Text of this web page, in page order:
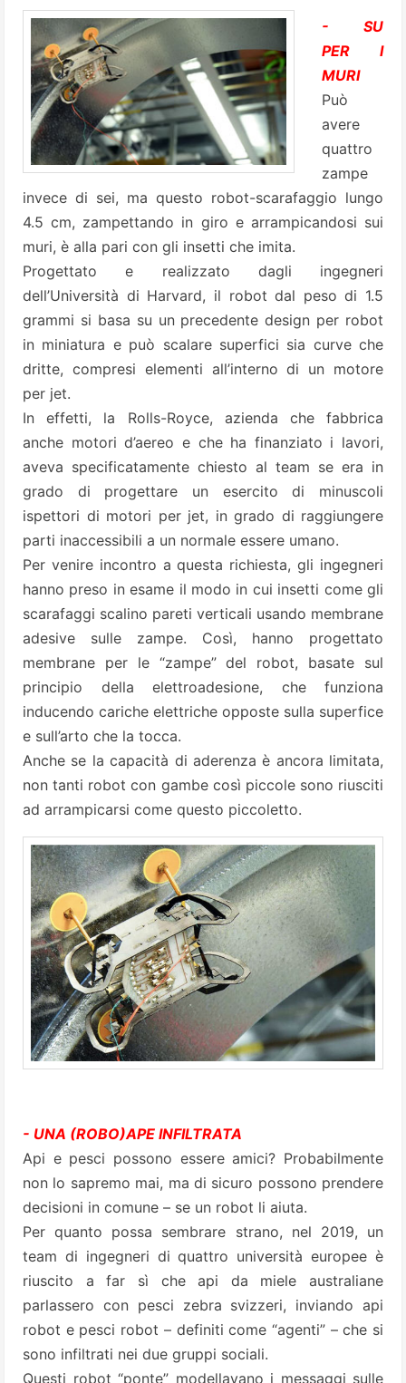
- SU
PER I
MURI
Può
avere
quattro
zampe
invece di sei, ma questo robot-scarafaggio lungo
4.5 cm, zampettando in giro e arrampicandosi sui
muri, è alla pari con gli insetti che imita.
Progettato e realizzato dagli ingegneri
dell’Università di Harvard, il robot dal peso di 1.5
grammi si basa su un precedente design per robot
in miniatura e può scalare superfici sia curve che
dritte, compresi elementi all’interno di un motore
per jet.
In effetti, la Rolls-Royce, azienda che fabbrica
anche motori d’aereo e che ha finanziato i lavori,
aveva specificatamente chiesto al team se era in
grado di progettare un esercito di minuscoli
ispettori di motori per jet, in grado di raggiungere
parti inaccessibili a un normale essere umano.
Per venire incontro a questa richiesta, gli ingegneri
hanno preso in esame il modo in cui insetti come gli
scarafaggi scalino pareti verticali usando membrane
adesive sulle zampe. Così, hanno progettato
membrane per le “zampe” del robot, basate sul
principio della elettroadesione, che funziona
inducendo cariche elettriche opposte sulla superfice
e sull’arto che la tocca.
Anche se la capacità di aderenza è ancora limitata,
non tanti robot con gambe così piccole sono riusciti
ad arrampicarsi come questo piccoletto.
- UNA (ROBO)APE INFILTRATA
Api e pesci possono essere amici? Probabilmente
non lo sapremo mai, ma di sicuro possono prendere
decisioni in comune – se un robot li aiuta.
Per quanto possa sembrare strano, nel 2019, un
team di ingegneri di quattro università europee è
riuscito a far sì che api da miele australiane
parlassero con pesci zebra svizzeri, inviando api
robot e pesci robot – definiti come “agenti” – che si
sono infiltrati nei due gruppi sociali.
Questi robot “ponte” modellavano i messaggi sulle